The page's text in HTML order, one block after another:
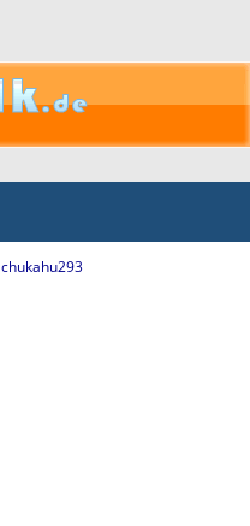
chukahu293